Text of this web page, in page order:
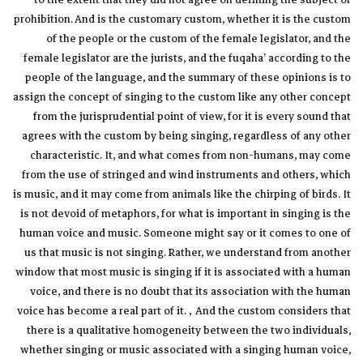
prohibition. And is the customary custom, whether it is the custom
of the people or the custom of the female legislator, and the
female legislator are the jurists, and the fuqaha’ according to the
people of the language, and the summary of these opinions is to
assign the concept of singing to the custom like any other concept
from the jurisprudential point of view, for it is every sound that
agrees with the custom by being singing, regardless of any other
characteristic. It, and what comes from non-humans, may come
from the use of stringed and wind instruments and others, which
is music, and it may come from animals like the chirping of birds. It
is not devoid of metaphors, for what is important in singing is the
human voice and music. Someone might say or it comes to one of
us that music is not singing. Rather, we understand from another
window that most music is singing if it is associated with a human
voice, and there is no doubt that its association with the human
voice has become a real part of it. , And the custom considers that
there is a qualitative homogeneity between the two individuals,
whether singing or music associated with a singing human voice,